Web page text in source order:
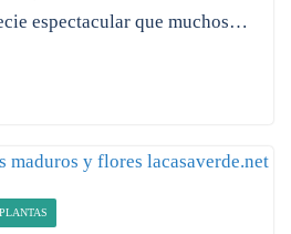
espectacular que muchos…
PLANTAS